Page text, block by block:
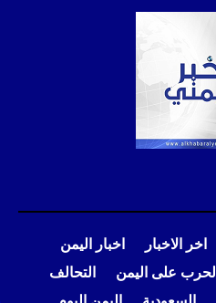
اخر الاخبار
اخبار اليمن
الحرب على اليمن
التحالف